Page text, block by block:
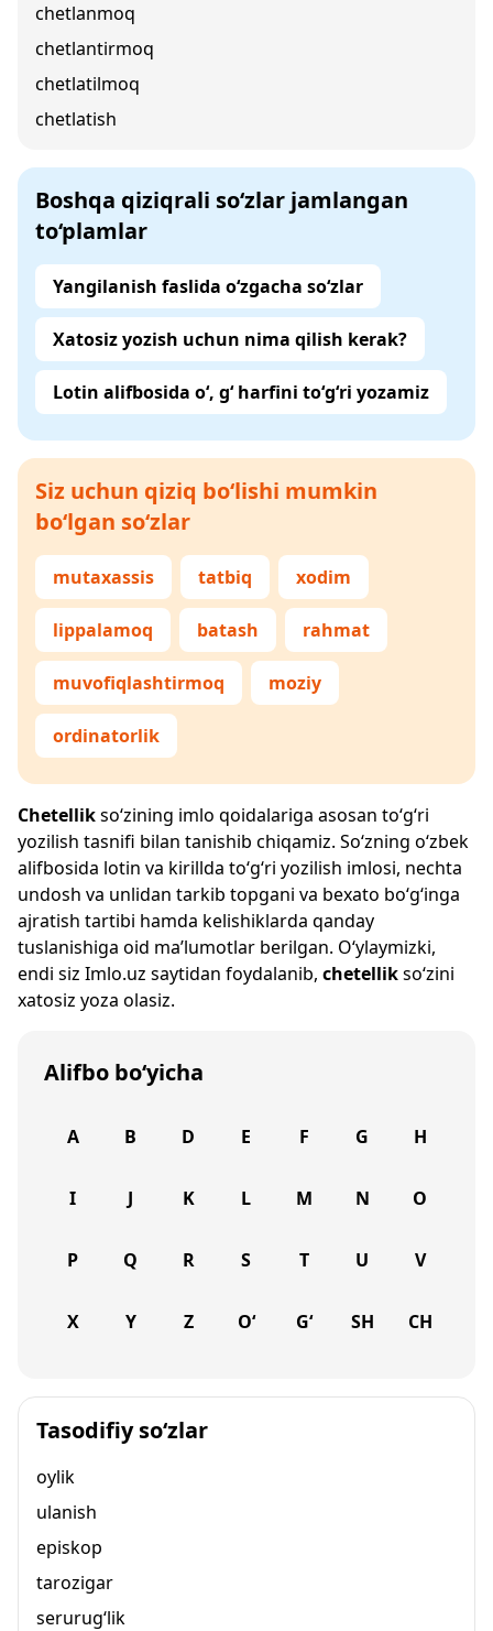
chetlanmoq
chetlantirmoq
chetlatilmoq
chetlatish
Boshqa qiziqrali so‘zlar jamlangan
to‘plamlar
Yangilanish faslida o‘zgacha so‘zlar
Xatosiz yozish uchun nima qilish kerak?
Lotin alifbosida o‘, g‘ harfini to‘g‘ri yozamiz
Siz uchun qiziq bo‘lishi mumkin
bo‘lgan so‘zlar
mutaxassis tatbiq xodim
lippalamoq batash rahmat
muvofiqlashtirmoq moziy
ordinatorlik
Chetellikso‘zining imlo qoidalariga asosan to‘g‘ri
yozilish tasnifi bilan tanishib chiqamiz. So‘zning o‘zbek
alifbosida lotin va kirillda to‘g‘ri yozilish imlosi, nechta
undosh va unlidan tarkib topgani va bexato bo‘g‘inga
ajratish tartibi hamda kelishiklarda qanday
tuslanishiga oid ma’lumotlar berilgan. O‘ylaymizki,
endi siz Imlo.uz saytidan foydalanib, chetellikso‘zini
xatosiz yoza olasiz.
Alifbo bo‘yicha
A B D E F G H
I J K L M N O
P Q R S T U V
X Y Z O‘ G‘ SH CH
Tasodifiy so‘zlar
oylik
ulanish
episkop
tarozigar
serurug‘lik